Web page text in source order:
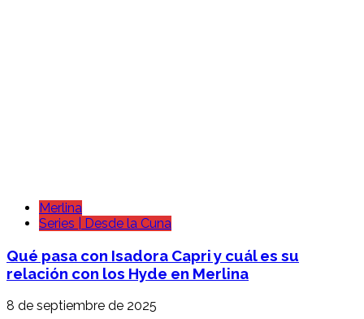
Merlina
Series | Desde la Cuna
Qué pasa con Isadora Capri y cuál es su
relación con los Hyde en Merlina
8 de septiembre de 2025